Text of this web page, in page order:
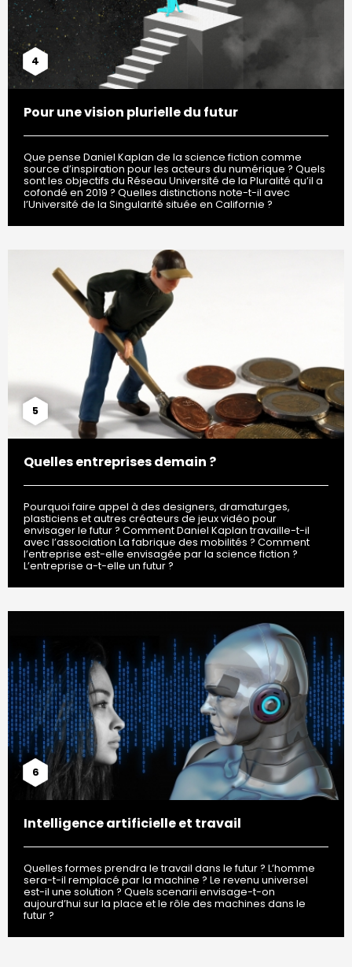
4
Pour une vision plurielle du futur
Que pense Daniel Kaplan de la science fiction comme
source d’inspiration pour les acteurs du numérique ? Quels
sont les objectifs du Réseau Université de la Pluralité qu’il a
cofondé en 2019 ? Quelles distinctions note-t-il avec
l’Université de la Singularité située en Californie ?
5
Quelles entreprises demain ?
Pourquoi faire appel à des designers, dramaturges,
plasticiens et autres créateurs de jeux vidéo pour
envisager le futur ? Comment Daniel Kaplan travaille-t-il
avec l’association La fabrique des mobilités ? Comment
l’entreprise est-elle envisagée par la science fiction ?
L’entreprise a-t-elle un futur ?
6
Intelligence artificielle et travail
Quelles formes prendra le travail dans le futur ? L’homme
sera-t-il remplacé par la machine ? Le revenu universel
est-il une solution ? Quels scenarii envisage-t-on
aujourd’hui sur la place et le rôle des machines dans le
futur ?